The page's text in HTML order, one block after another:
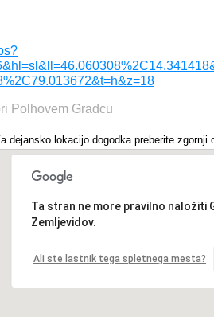
Polhovem Gradcu
dejansko lokacijo dogodka preberite zgornji
Ta stran ne more pravilno naložiti
Zemljevidov.
Ali ste lastnik tega spletnega mesta?